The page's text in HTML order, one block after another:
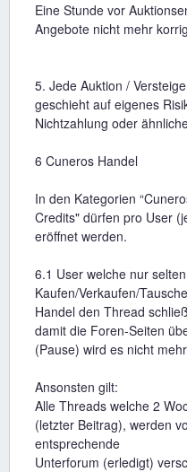
Eine Stunde vor
Angebote nicht mehr
5. Jede Auktion /
geschieht auf eigenes
Nichtzahlung oder
6 Cuneros Handel
In den Kategorien
Credits" dürfen pro User
eröffnet werden.
6.1 User welche nur
Kaufen/Verkaufen/
Handel den Thread
damit die Foren-Seiten
(Pause) wird es nicht
Ansonsten gilt:
Alle Threads welche 2
(letzter Beitrag), werden
entsprechende
Unterforum (erledigt)